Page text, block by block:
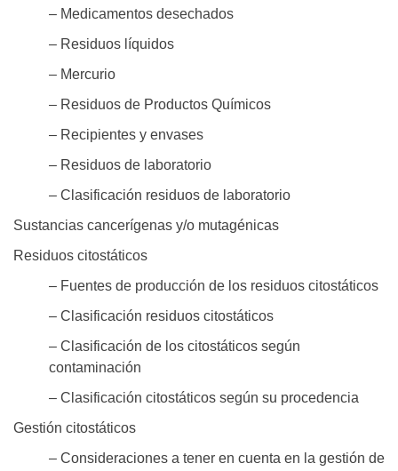
– Medicamentos desechados
– Residuos líquidos
– Mercurio
– Residuos de Productos Químicos
– Recipientes y envases
– Residuos de laboratorio
– Clasificación residuos de laboratorio
Sustancias cancerígenas y/o mutagénicas
Residuos citostáticos
– Fuentes de producción de los residuos citostáticos
– Clasificación residuos citostáticos
– Clasificación de los citostáticos según
contaminación
– Clasificación citostáticos según su procedencia
Gestión citostáticos
– Consideraciones a tener en cuenta en la gestión de